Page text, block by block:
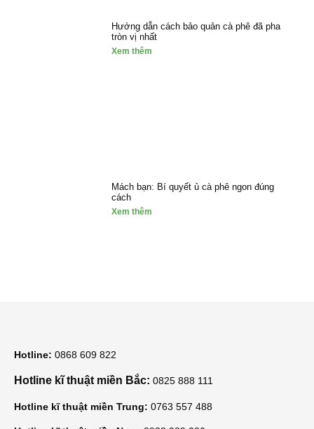
Hướng dẫn cách bảo quản cà phê đã pha
tròn vị nhất
Xem thêm
Mách bạn: Bí quyết ủ cà phê ngon đúng
cách
Xem thêm
Hotline: 0868 609 822
Hotline kĩ thuật miền Bắc: 0825 888 111
Hotline kĩ thuật miền Trung: 0763 557 488